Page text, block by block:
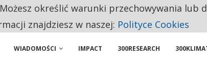
NA LIŚCIE SĄ DWA PODMIOTY Z POLSKI
WIADOMOŚCI IMPACT 300RESEARCH
określić warunki przechowywania lub
znajdziesz w naszej: Polityce Cookies